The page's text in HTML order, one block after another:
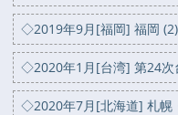
◇2019年9月[福岡] 福岡 (2)
◇2020年1月[台湾] 第24次
◇2020年7月[北海道] 札幌